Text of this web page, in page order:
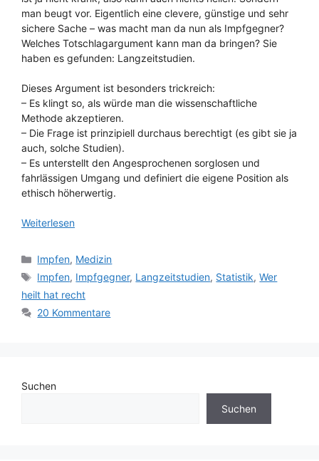
man beugt vor. Eigentlich eine clevere, günstige und sehr
sichere Sache – was macht man da nun als Impfgegner?
Welches Totschlagargument kann man da bringen? Sie
haben es gefunden: Langzeitstudien.
Dieses Argument ist besonders trickreich:
– Es klingt so, als würde man die wissenschaftliche
Methode akzeptieren.
– Die Frage ist prinzipiell durchaus berechtigt (es gibt sie ja
auch, solche Studien).
– Es unterstellt den Angesprochenen sorglosen und
fahrlässigen Umgang und definiert die eigene Position als
ethisch höherwertig.
Weiterlesen
Kategorien
Impfen, Medizin
Schlagwörter
Impfen, Impfgegner, Langzeitstudien, Statistik,Wer
heilt hat recht
20 Kommentare
Suchen
Suchen